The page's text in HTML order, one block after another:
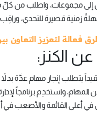
مجموعات، واطلب من كلِّ
زمنية قصيرة للتحدي،
تعقيداً يتطلب إنجاز مهام
واستخدِم برنامجاً
أعلى القائمة والأصعب في